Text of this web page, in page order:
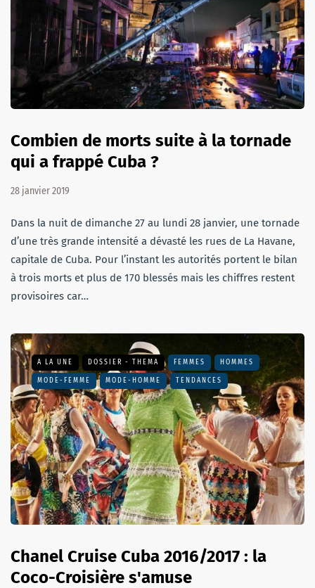
Combien de morts suite à la tornade
qui a frappé Cuba ?
28 janvier 2019
Dans la nuit de dimanche 27 au lundi 28 janvier, une tornade
d’une très grande intensité a dévasté les rues de La Havane,
capitale de Cuba. Pour l’instant les autorités portent le bilan
à trois morts et plus de 170 blessés mais les chiffres restent
provisoires car…
A LA UNE DOSSIER - THEMA FEMMES HOMMES
MODE-FEMME MODE-HOMME TENDANCES
Chanel Cruise Cuba 2016/2017 : la
Coco-Croisière s'amuse